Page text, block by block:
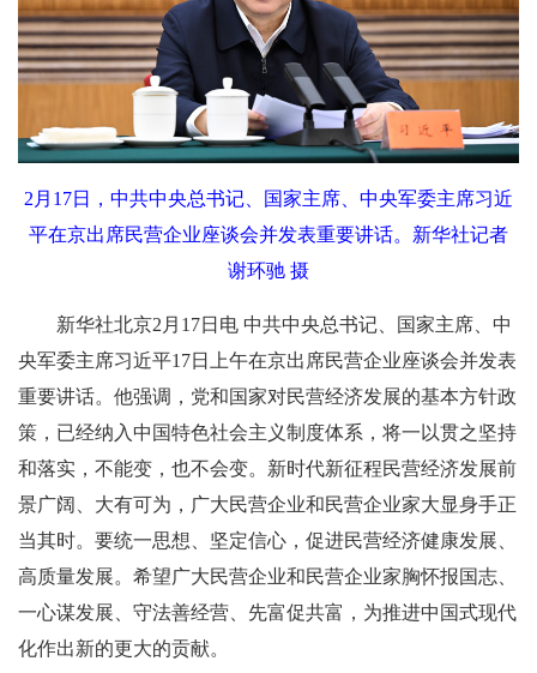
2月17日，中共中央总书记、国家主席、中央军委主席习近
平在京出席民营企业座谈会并发表重要讲话。新华社记者
谢环驰 摄
新华社北京2月17日电 中共中央总书记、国家主席、中
央军委主席习近平17日上午在京出席民营企业座谈会并发表
重要讲话。他强调，党和国家对民营经济发展的基本方针政
策，已经纳入中国特色社会主义制度体系，将一以贯之坚持
和落实，不能变，也不会变。新时代新征程民营经济发展前
景广阔、大有可为，广大民营企业和民营企业家大显身手正
当其时。要统一思想、坚定信心，促进民营经济健康发展、
高质量发展。希望广大民营企业和民营企业家胸怀报国志、
一心谋发展、守法善经营、先富促共富，为推进中国式现代
化作出新的更大的贡献。